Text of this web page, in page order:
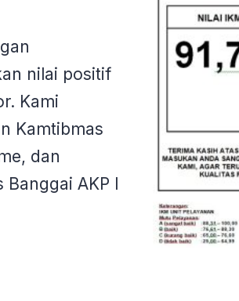
nilai positif
Kami
Kamtibmas
dan
Banggai AKP I